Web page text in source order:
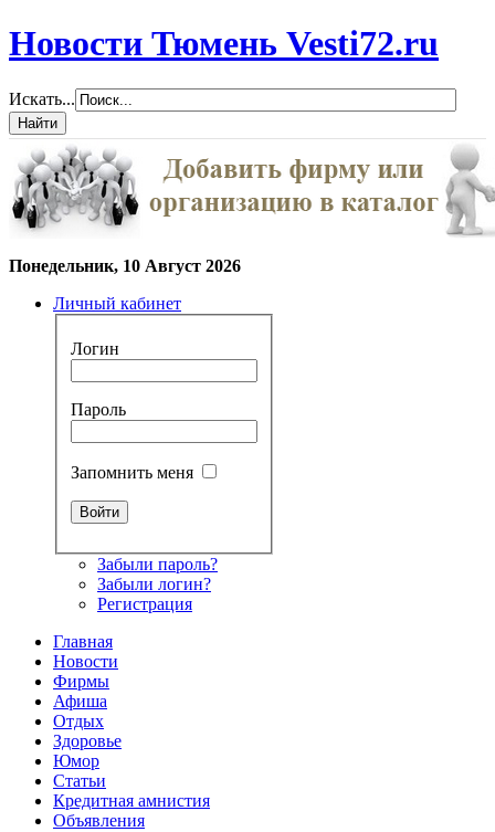
Новости Тюмень Vesti72.ru
Искать...
Понедельник, 10 Август 2026
Личный кабинет
Логин
Пароль
Запомнить меня
Забыли пароль?
Забыли логин?
Регистрация
Главная
Новости
Фирмы
Афиша
Отдых
Здоровье
Юмор
Статьи
Кредитная амнистия
Объявления